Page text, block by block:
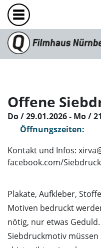
Offene
Do / 29.01.2026 - Mo /
Öffnungszeiten:
Kontakt und Infos:
facebook.com/
Plakate, Aufkleber,
Motiven bedruckt
nötig, nur etwas
Siebdruckmotiv